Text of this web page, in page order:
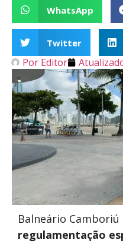
WhatsApp
Twitter
Por Editor
Balneário
regulamentação